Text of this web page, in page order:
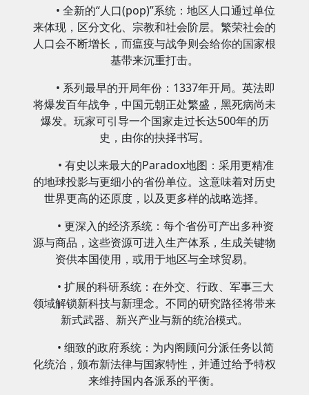
• 全新的“人口(pop)”系统：地区人口通过单位
来体现，区分文化、宗教和社会阶层。繁荣社会的
人口会不断增长，而瘟疫与战争则会给你的国家根
基带来沉重打击。
• 系列最早的开局年份：1337年开局。英法即
将爆发百年战争，中国元朝正处繁盛，黑死病尚未
爆发。玩家可引导一个国家走过长达500年的历
史，由你的抉择书写。
• 有史以来最大的Paradox地图：采用更精准
的地球投影与更细小的省份单位。这意味着对历史
世界更高的还原度，以及更多样的战略选择。
• 更深入的经济系统：每个省份可产出多种资
源与商品，这些资源可进入生产体系，生成关键物
资供本国使用，或用于地区与全球贸易。
• 扩展的科研系统：在外交、行政、军事三大
领域解锁新科技与新理念。不同的研究路径将带来
新式武器、新兴产业与新的统治模式。
• 细致的政府系统：为内阁顾问分派任务以简
化统治，颁布新法律与国家特性，并通过给予特权
来维持国内各派系的平衡。